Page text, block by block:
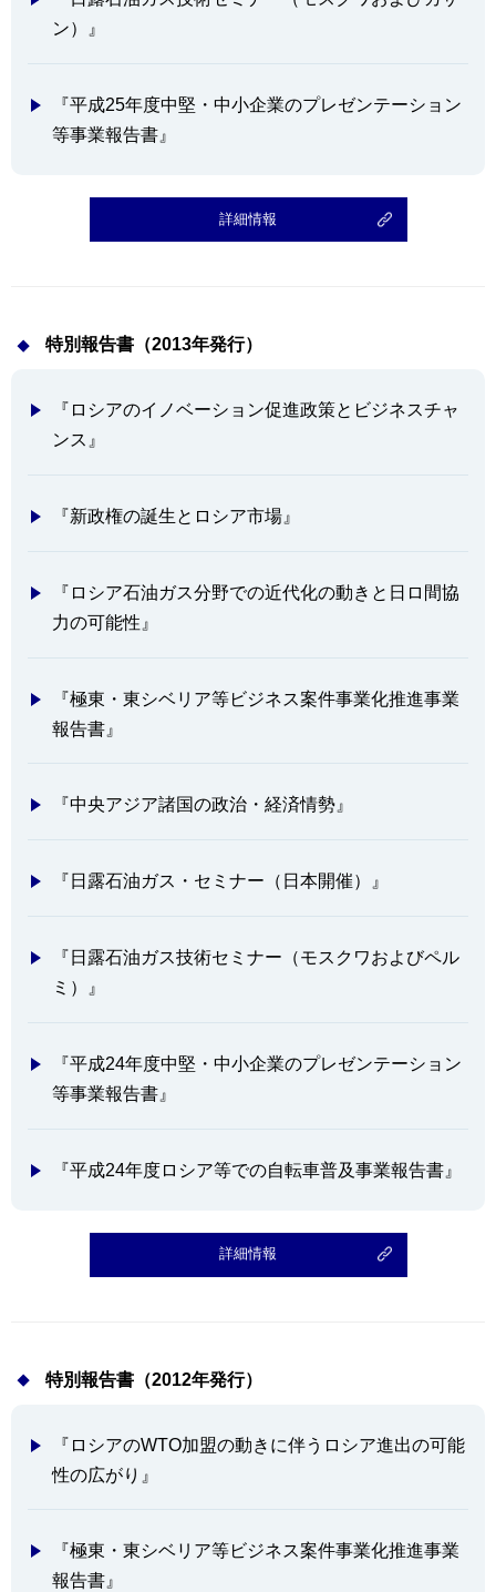
ン）』
『平成25年度中堅・中小企業のプレゼンテーション
等事業報告書』
詳細情報
特別報告書（2013年発行）
『ロシアのイノベーション促進政策とビジネスチャ
ンス』
『新政権の誕生とロシア市場』
『ロシア石油ガス分野での近代化の動きと日ロ間協
力の可能性』
『極東・東シベリア等ビジネス案件事業化推進事業
報告書』
『中央アジア諸国の政治・経済情勢』
『日露石油ガス・セミナー（日本開催）』
『日露石油ガス技術セミナー（モスクワおよびペル
ミ）』
『平成24年度中堅・中小企業のプレゼンテーション
等事業報告書』
『平成24年度ロシア等での自転車普及事業報告書』
詳細情報
特別報告書（2012年発行）
『ロシアのWTO加盟の動きに伴うロシア進出の可能
性の広がり』
『極東・東シベリア等ビジネス案件事業化推進事業
報告書』